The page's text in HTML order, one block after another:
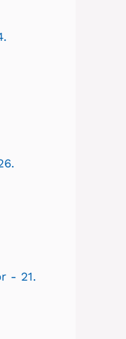
- 21.